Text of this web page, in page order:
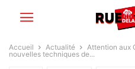
Accueil Actualité
Attention aux
nouvelles techniques de...